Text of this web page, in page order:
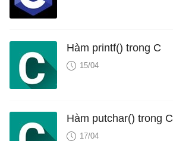
Hàm printf() trong C
15/04
Hàm putchar() trong C
17/04